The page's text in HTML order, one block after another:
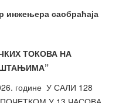
инжењера саобраћаја
ТОКОВА НА
године У САЛИ 128